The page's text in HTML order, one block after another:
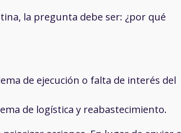
la pregunta debe ser: ¿por qué
de ejecución o falta de interés del
de logística y reabastecimiento.